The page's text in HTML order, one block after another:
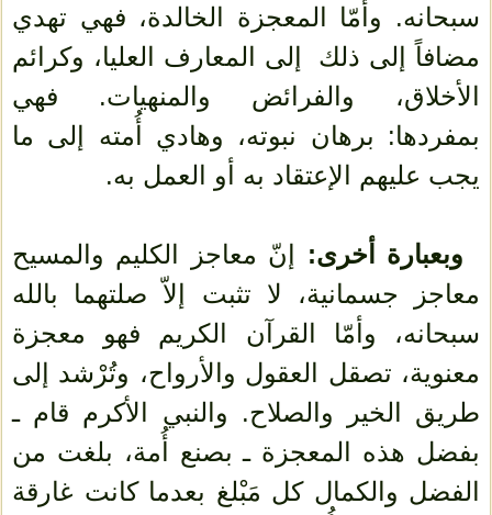
سبحانه. وأمّا المعجزة الخالدة، فهي تهدي
مضافاً إلى ذلك إلى المعارف العليا، وكرائم
الأخلاق، والفرائض والمنهيات. فهي
بمفردها: برهان نبوته، وهادي أُمته إلى ما
يجب عليهم الإعتقاد به أو العمل به.
وبعبارة أخرى: إنّ معاجز الكليم والمسيح
معاجز جسمانية، لا تثبت إلاّ صلتهما بالله
سبحانه، وأمّا القرآن الكريم فهو معجزة
معنوية، تصقل العقول والأرواح، وتُرْشد إلى
طريق الخير والصلاح. والنبي الأكرم قام ـ
بفضل هذه المعجزة ـ بصنع أُمة، بلغت من
الفضل والكمال كل مَبْلغ بعدما كانت غارقة